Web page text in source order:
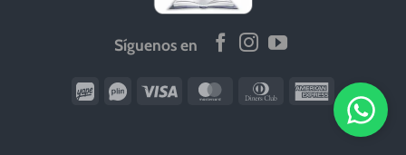
Síguenos en
Wirecard
Vipps Visa MasterCardDinners
American
Express